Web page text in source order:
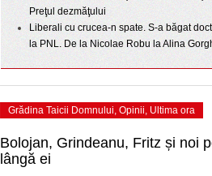
Preţul dezmăţului
Liberali cu crucea-n spate. S-a băgat
la PNL. De la Nicolae Robu la Alina
Grădina Taicii Domnului, Opinii, Ultima ora
Bolojan, Grindeanu, Fritz și noi
lângă ei